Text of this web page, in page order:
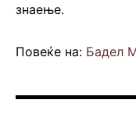
знаење.
Повеќе на: Бадел